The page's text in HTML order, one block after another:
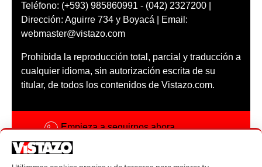
Teléfono: (+593) 985860991 - (042) 2327200 |
Dirección: Aguirre 734 y Boyacá | Email:
webmaster@vistazo.com
Prohibida la reproducción total, parcial y traducción a
cualquier idioma, sin autorización escrita de su
titular, de todos los contenidos de Vistazo.com.
Empieza a seguirnos ahora